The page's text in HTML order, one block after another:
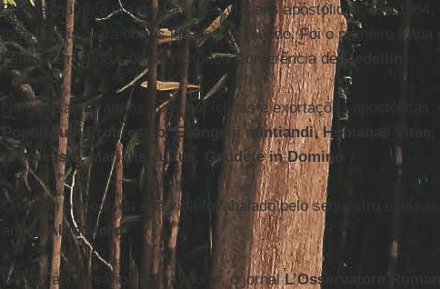
Ele inaugurou a era das grandes viagens apostólicas. Em
logo depois, para outros lugares do mundo. Foi o primeiro Papa
Latina. Em 1968, abriu a histórica Conferência deMedellín
Numerosas foram as suas encíclicas e exortações apostólicas:
Populorum Progressio,Evangelii nuntiandi,Humanae Vitae
progressio,Marialis cultus Gaudete in Domino
O último período da sua vida foi abalado pelo sequestro e
amigo Aldo Moro.
No 33º aniversário da sua morte, o jornalL’Osservatore